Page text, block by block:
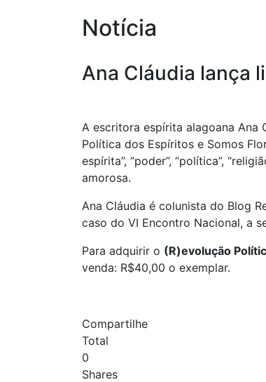
Notícia
Ana Cláudia lança
A escritora espírita alagoana Ana
Política dos Espíritos e Somos
espírita”, “poder”, “política”,
amorosa.
Ana Cláudia é colunista do Blog
caso do VI Encontro Nacional, a
Para adquirir o (R)evolução
venda: R$40,00 o exemplar.
Compartilhe
Total
0
Shares